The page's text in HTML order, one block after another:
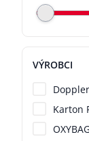
VÝROBCI
Doppler
Karton